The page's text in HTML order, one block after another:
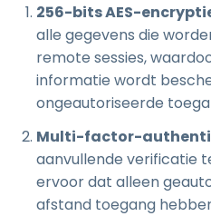
256-bits AES-
alle gegevens die
remote sessies,
informatie wordt
ongeautoriseerde
Multi-factor-
aanvullende verificatie
ervoor dat alleen
afstand toegang